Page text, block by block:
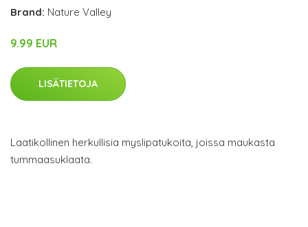
Brand: Nature Valley
9.99 EUR
LISÄTIETOJA
Laatikollinen herkullisia myslipatukoita, joissa maukasta
tummaasuklaata.